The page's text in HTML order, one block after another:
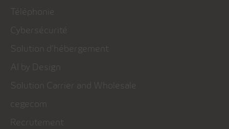
Téléphonie
Cybersécurité
Solution d’hébergement
AI by Design
Solution Carrier and Wholesale
cegecom
Recrutement